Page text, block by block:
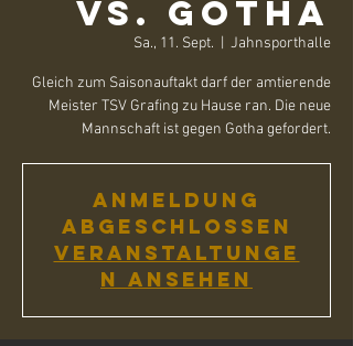
vs. Gotha
Sa., 11. Sept. Jahnsporthalle
Gleich zum Saisonauftakt darf der amtierende
Meister TSV Grafing zu Hause ran. Die neue
Mannschaft ist gegen Gotha gefordert.
Anmeldung
abgeschlossen
Veranstaltunge
n ansehen